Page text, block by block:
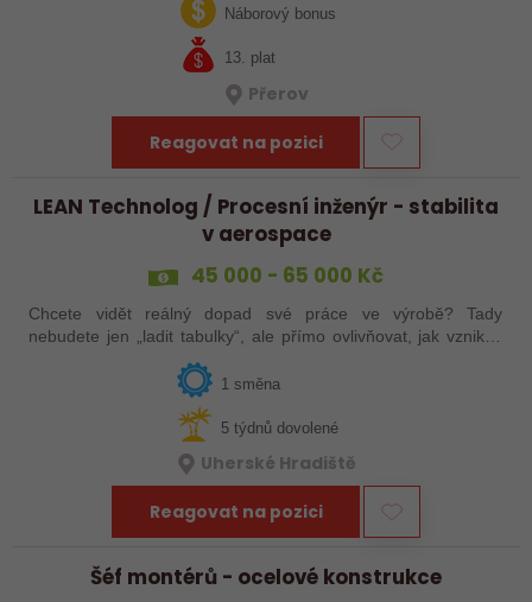
Náborový bonus
13. plat
Přerov
Reagovat na pozici
LEAN Technolog / Procesní inženýr - stabilita
v aerospace
45 000 - 65 000 Kč
Chcete vidět reálný dopad své práce ve výrobě? Tady
nebudete jen „ladit tabulky“, ale přímo ovlivňovat, jak vznikají
špičkové produkty pro letectví, obrněnou techniku nebo
dopravní systémy. Hledáme…
1 směna
5 týdnů dovolené
Uherské Hradiště
Reagovat na pozici
Šéf montérů - ocelové konstrukce